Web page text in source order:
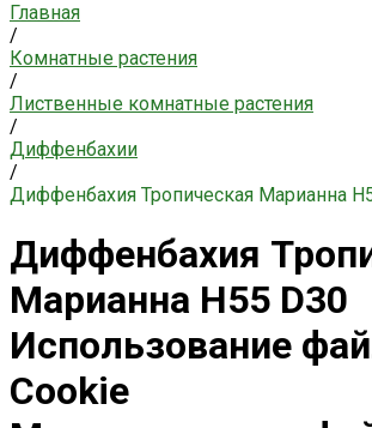
Главная
/
Комнатные растения
/
Лиственные комнатные растения
/
Диффенбахии
/
Диффенбахия Тропическая Марианна
Диффенбахия
Марианна H55 D30
Использование
Cookie